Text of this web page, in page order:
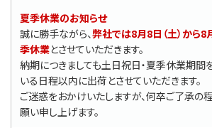
夏季休業のお知らせ
誠に勝手ながら、弊社では8月8日（土）から8
季休業とさせていただきます。
納期につきましても土日祝日・夏季休業期間
いる日程以内に出荷とさせていただきます。
ご迷惑をおかけいたしますが、何卒ご了承の
願い申し上げます。